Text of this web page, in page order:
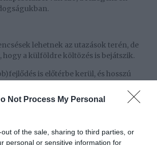
Not Process My Personal
of the sale, sharing to third parties, or
personal or sensitive information for
lehetnek az utazások terén, de
hogy a külföldre költözés is bejátszik.
is előtérbe kerül, és hosszú
az sem baj, ha a családjuk is
is jó volt, de 2024-ben még inkább